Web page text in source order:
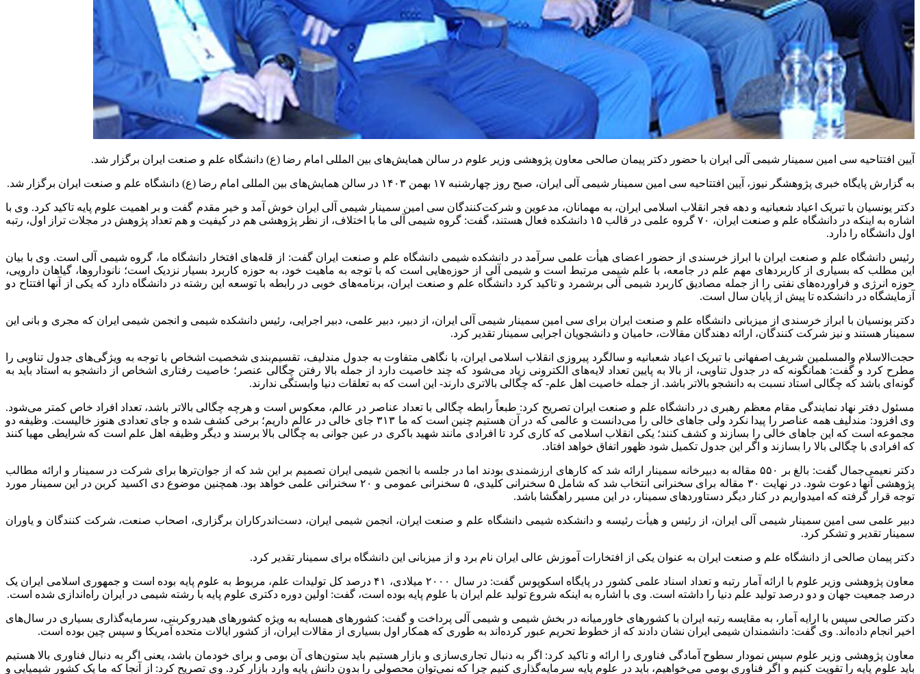
آیین افتتاحیه سی امین سمینار شیمی آلی ایران با حضور دکتر پیمان صالحی معاون پژوهشی وزیر علوم در سالن همایش‌های بین المللی امام رضا (ع) دانشگاه علم و صنعت ایران برگزار شد.
به گزارش پایگاه خبری پژوهشگر نیوز، آیین افتتاحیه سی امین سمینار شیمی آلی ایران، صبح روز چهارشنبه ۱۷ بهمن ۱۴۰۳ در سالن همایش‌های بین المللی امام رضا (ع) دانشگاه علم و صنعت ایران برگزار شد.
دکتر یونسیان با تبریک اعیاد شعبانیه و دهه فجر انقلاب اسلامی ایران، به مهمانان، مدعوین و شرکت‌کنندگان سی امین سمینار شیمی آلی ایران خوش آمد و خیر مقدم گفت و بر اهمیت علوم پایه تاکید کرد. وی با
اشاره به اینکه در دانشگاه علم و صنعت ایران، ۷۰ گروه علمی در قالب ۱۵ دانشکده فعال هستند، گفت: گروه شیمی آلی ما با اختلاف، از نظر پژوهشی هم در کیفیت و هم تعداد پژوهش در مجلات تراز اول، رتبه
اول دانشگاه را دارد.
رئیس دانشگاه علم و صنعت ایران با ابراز خرسندی از حضور اعضای هیأت علمی سرآمد در دانشکده شیمی دانشگاه علم و صنعت ایران گفت: از قله‌های افتخار دانشگاه ما، گروه شیمی آلی است. وی با بیان
این مطلب که بسیاری از کاربردهای مهم علم در جامعه، با علم شیمی مرتبط است و شیمی آلی از حوزه‌هایی است که با توجه به ماهیت خود، به حوزه کاربرد بسیار نزدیک است؛ نانوداروها، گیاهان دارویی،
حوزه انرژی و فراورده‌های نفتی را از جمله مصادیق کاربرد شیمی آلی برشمرد و تاکید کرد دانشگاه علم و صنعت ایران، برنامه‌های خوبی در رابطه با توسعه این رشته در دانشگاه دارد که یکی از آنها افتتاح دو
آزمایشگاه در دانشکده تا پیش از پایان سال است.
دکتر یونسیان با ابراز خرسندی از میزبانی دانشگاه علم و صنعت ایران برای سی امین سمینار شیمی آلی ایران، از دبیر، دبیر علمی، دبیر اجرایی، رئیس دانشکده شیمی و انجمن شیمی ایران که مجری و بانی این
سمینار هستند و نیز شرکت کنندگان، ارائه دهندگان مقالات، حامیان و دانشجویان اجرایی سمینار تقدیر کرد.
حجت‌الاسلام والمسلمین شریف اصفهانی با تبریک اعیاد شعبانیه و سالگرد پیروزی انقلاب اسلامی ایران، با نگاهی متفاوت به جدول مندلیف، تقسیم‌بندی شخصیت اشخاص با توجه به ویژگی‌های جدول تناوبی را
مطرح کرد و گفت: همانگونه که در جدول تناوبی، از بالا به پایین تعداد لایه‌های الکترونی زیاد می‌شود که چند خاصیت دارد از جمله بالا رفتن چگالی عنصر؛ خاصیت رفتاری اشخاص از دانشجو به استاد باید به
گونه‌ای باشد که چگالی استاد نسبت به دانشجو بالاتر باشد. از جمله خاصیت اهل علم- که چگالی بالاتری دارند- این است که به تعلقات دنیا وابستگی ندارند.
مسئول دفتر نهاد نمایندگی مقام معظم رهبری در دانشگاه علم و صنعت ایران تصریح کرد: طبعاً رابطه چگالی با تعداد عناصر در عالم، معکوس است و هرچه چگالی بالاتر باشد، تعداد افراد خاص کمتر می‌شود.
وی افزود: مندلیف همه عناصر را پیدا نکرد ولی جاهای خالی را می‌دانست و عالمی که در آن هستیم چنین است که ما ۳۱۳ جای خالی در عالم داریم؛ برخی کشف شده و جای تعدادی هنوز خالیست. وظیفه دو
مجموعه است که این جاهای خالی را بسازند و کشف کنند؛ یکی انقلاب اسلامی که کاری کرد تا افرادی مانند شهید باکری در عین جوانی به چگالی بالا برسند و دیگر وظیفه اهل علم است که شرایطی مهیا کنند
که افرادی با چگالی بالا را بسازند و اگر این جدول تکمیل شود ظهور اتفاق خواهد افتاد.
دکتر نعیمی‌جمال گفت: بالغ بر ۵۵۰ مقاله به دبیرخانه سمینار ارائه شد که کارهای ارزشمندی بودند اما در جلسه با انجمن شیمی ایران تصمیم بر این شد که از جوان‌ترها برای شرکت در سمینار و ارائه مطالب
پژوهشی آنها دعوت شود. در نهایت ۳۰ مقاله برای سخنرانی انتخاب شد که شامل ۵ سخنرانی کلیدی، ۵ سخنرانی عمومی و ۲۰ سخنرانی علمی خواهد بود. همچنین موضوع دی اکسید کربن در این سمینار مورد
توجه قرار گرفته که امیدواریم در کنار دیگر دستاوردهای سمینار، در این مسیر راهگشا باشد.
دبیر علمی سی امین سمینار شیمی آلی ایران، از رئیس و هیأت رئیسه و دانشکده شیمی دانشگاه علم و صنعت ایران، انجمن شیمی ایران، دست‌اندرکاران برگزاری، اصحاب صنعت، شرکت کنندگان و یاوران
سمینار تقدیر و تشکر کرد.
دکتر پیمان صالحی از دانشگاه علم و صنعت ایران به عنوان یکی از افتخارات آموزش عالی ایران نام برد و از میزبانی این دانشگاه برای سمینار تقدیر کرد.
معاون پژوهشی وزیر علوم با ارائه آمار رتبه و تعداد اسناد علمی کشور در پایگاه اسکوپوس گفت: در سال ۲۰۰۰ میلادی، ۴۱ درصد کل تولیدات علم، مربوط به علوم پایه بوده است و جمهوری اسلامی ایران یک
درصد جمعیت جهان و دو درصد تولید علم دنیا را داشته است. وی با اشاره به اینکه شروع تولید علم ایران با علوم پایه بوده است، گفت: اولین دوره دکتری علوم پایه با رشته شیمی در ایران راه‌اندازی شده است.
دکتر صالحی سپس با ارایه آمار، به مقایسه رتبه ایران با کشورهای خاورمیانه در بخش شیمی و شیمی آلی پرداخت و گفت: کشورهای همسایه به ویژه کشورهای هیدروکربنی، سرمایه‌گذاری بسیاری در سال‌های
اخیر انجام داده‌اند. وی گفت: دانشمندان شیمی ایران نشان دادند که از خطوط تحریم عبور کرده‌اند به طوری که همکار اول بسیاری از مقالات ایران، از کشور ایالات متحده آمریکا و سپس چین بوده است.
معاون پژوهشی وزیر علوم سپس نمودار سطوح آمادگی فناوری را ارائه و تاکید کرد: اگر به دنبال تجاری‌سازی و بازار هستیم باید ستون‌های آن بومی و برای خودمان باشد، یعنی اگر به دنبال فناوری بالا هستیم
باید علوم پایه را تقویت کنیم و اگر فناوری بومی می‌خواهیم، باید در علوم پایه سرمایه‌گذاری کنیم چرا که نمی‌توان محصولی را بدون دانش پایه وارد بازار کرد. وی تصریح کرد: از آنجا که ما یک کشور شیمیایی و